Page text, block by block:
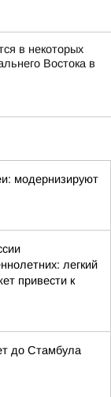
в некоторых
Востока в
модернизируют
легкий
привести к
до Стамбула